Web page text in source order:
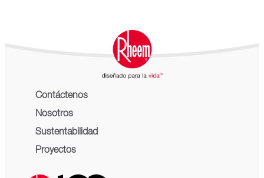
Contáctenos
Nosotros
Sustentabilidad
Proyectos